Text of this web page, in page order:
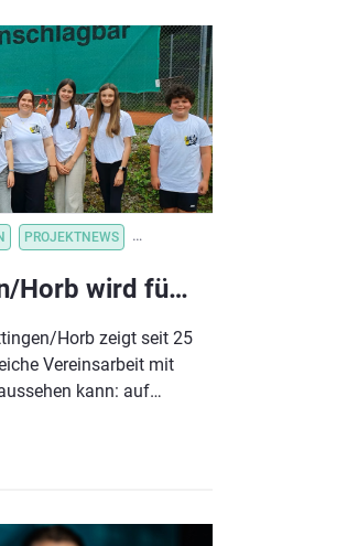
PROJEKTNEWS VEREINSORGANISATION
TC Dettingen/Horb wird für 25 Jahre Kinderrechte im Verein ausgezeichnet
Horb zeigt seit 25
Vereinsarbeit mit
kann: auf
und mit einem klaren
diese vorbildliche
Sportbundes